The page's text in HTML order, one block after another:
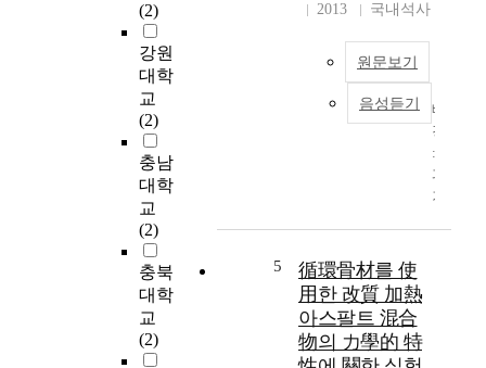
(2)
강원
대학
교
(2)
충남
대학
교
(2)
충북
대학
교
(2)
2013
국내석사
원문보기
음성듣기
배
경
:
과
거
5
循環骨材를 使
用한 改質 加熱
아스팔트 混合
物의 力學的 特